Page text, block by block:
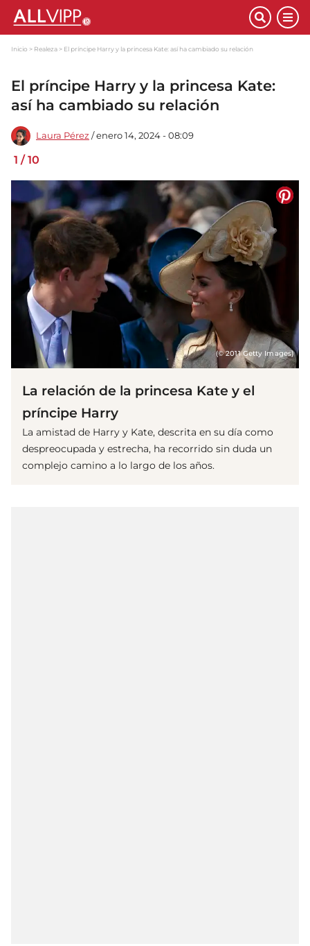
Inicio Realeza El príncipe Harry y la princesa Kate: así ha cambiado su relación
El príncipe Harry y la princesa Kate:
así ha cambiado su relación
Laura Pérez / enero 14, 2024 - 08:09
1 /10
(© 2011 Getty Images)
La relación de la princesa Kate y el
príncipe Harry
La amistad de Harry y Kate, descrita en su día como
despreocupada y estrecha, ha recorrido sin duda un
complejo camino a lo largo de los años.